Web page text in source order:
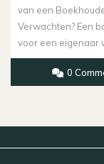
van een
Verwachten? Een
voor een eigenaar
0